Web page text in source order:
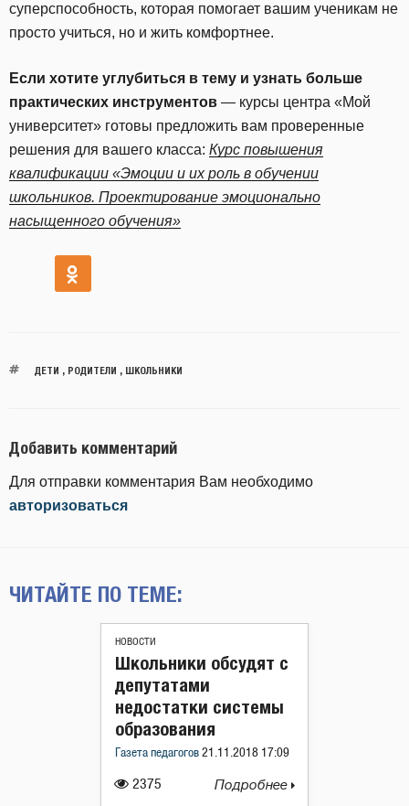
суперспособность, которая помогает вашим ученикам не
просто учиться, но и жить комфортнее.
Если хотите углубиться в тему и узнать больше
практических инструментов — курсы центра «Мой
университет» готовы предложить вам проверенные
решения для вашего класса: Курс повышения
квалификации «Эмоции и их роль в обучении
школьников. Проектирование эмоционально
насыщенного обучения»
ДЕТИ , РОДИТЕЛИ , ШКОЛЬНИКИ
Добавить комментарий
Для отправки комментария Вам необходимо
авторизоваться
ЧИТАЙТЕ ПО ТЕМЕ:
НОВОСТИ
2375
Школьники обсудят с
депутатами
недостатки системы
образования
Газета педагогов 21.11.2018 17:09
Подробнее